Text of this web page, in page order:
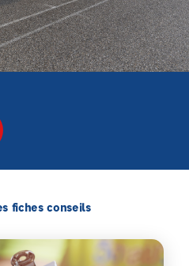
fiches conseils